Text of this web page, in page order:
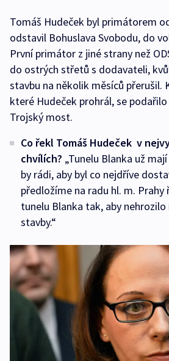
Tomáš Hudeček byl primátorem
odstavil Bohuslava Svobodu, do
První primátor z jiné strany než
do ostrých střetů s dodavateli,
stavbu na několik měsíců přerušil.
které Hudeček prohrál, se
Trojský most.
Co řekl Tomáš Hudeček v
chvílích? „Tunelu Blanka už
by rádi, aby byl co nejdříve
předložíme na radu hl. m. Prahy
tunelu Blanka tak, aby
stavby.“